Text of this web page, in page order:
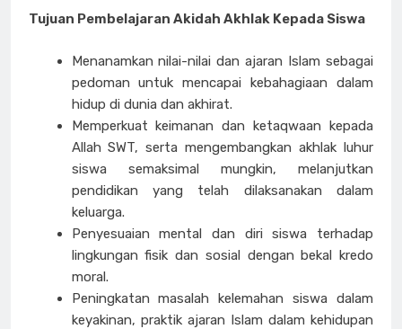
Tujuan Pembelajaran Akidah Akhlak Kepada Siswa
Menanamkan nilai-nilai dan ajaran Islam sebagai
pedoman untuk mencapai kebahagiaan dalam
hidup di dunia dan akhirat.
Memperkuat keimanan dan ketaqwaan kepada
Allah SWT, serta mengembangkan akhlak luhur
siswa semaksimal mungkin, melanjutkan
pendidikan yang telah dilaksanakan dalam
keluarga.
Penyesuaian mental dan diri siswa terhadap
lingkungan fisik dan sosial dengan bekal kredo
moral.
Peningkatan masalah kelemahan siswa dalam
keyakinan, praktik ajaran Islam dalam kehidupan